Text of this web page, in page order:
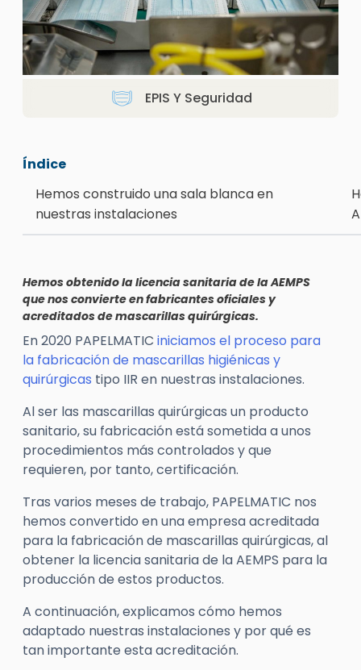
EPIS Y Seguridad
Índice
Hemos construido una sala blanca en
nuestras instalaciones
Hemos obtenido la licencia sanitaria de la AEMPS
que nos convierte en fabricantes oficiales y
acreditados de mascarillas quirúrgicas.
En 2020 PAPELMATIC iniciamos el proceso para
la fabricación de mascarillas higiénicas y
quirúrgicas tipo IIR en nuestras instalaciones.
Al ser las mascarillas quirúrgicas un producto
sanitario, su fabricación está sometida a unos
procedimientos más controlados y que
requieren, por tanto, certificación.
Tras varios meses de trabajo, PAPELMATIC nos
hemos convertido en una empresa acreditada
para la fabricación de mascarillas quirúrgicas, al
obtener la licencia sanitaria de la AEMPS para la
producción de estos productos.
A continuación, explicamos cómo hemos
adaptado nuestras instalaciones y por qué es
tan importante esta acreditación.